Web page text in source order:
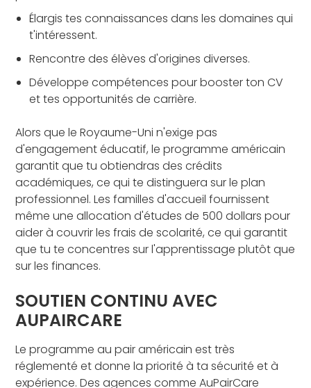
Élargis tes connaissances dans les domaines qui
t'intéressent.
Rencontre des élèves d'origines diverses.
Développe compétences pour booster ton CV
et tes opportunités de carrière.
Alors que le Royaume-Uni n'exige pas
d'engagement éducatif, le programme américain
garantit que tu obtiendras des crédits
académiques, ce qui te distinguera sur le plan
professionnel. Les familles d'accueil fournissent
même une allocation d'études de 500 dollars pour
aider à couvrir les frais de scolarité, ce qui garantit
que tu te concentres sur l'apprentissage plutôt que
sur les finances.
SOUTIEN CONTINU AVEC
AUPAIRCARE
Le programme au pair américain est très
réglementé et donne la priorité à ta sécurité et à
expérience. Des agences comme AuPairCare